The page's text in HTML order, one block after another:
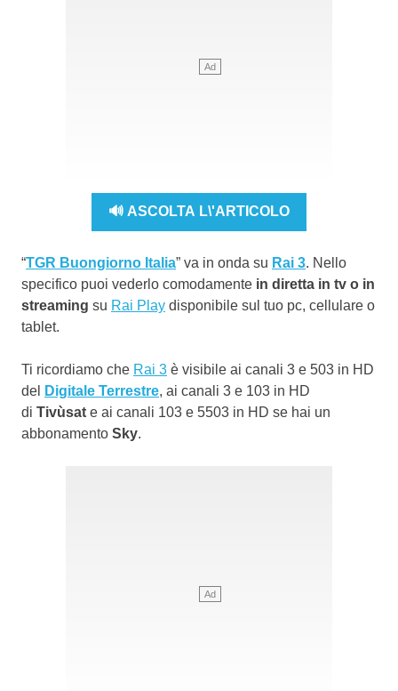
🔊 ASCOLTA L\'ARTICOLO
“TGR Buongiorno Italia” va in onda su Rai 3. Nello
specifico puoi vederlo comodamente in diretta in tv o in
streaming su Rai Play disponibile sul tuo pc, cellulare o
tablet.
Ti ricordiamo che Rai 3 è visibile ai canali 3 e 503 in HD
del
Digitale Terrestre, ai canali 3 e 103 in HD
di Tivùsat e ai canali 103 e 5503 in HD se hai un
abbonamento Sky.